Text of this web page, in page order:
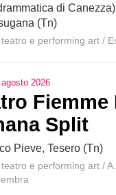
di
(Tn)
e performing art /
agosto 2026
Fiemme
Split
Pieve, Tesero (Tn)
e performing art /